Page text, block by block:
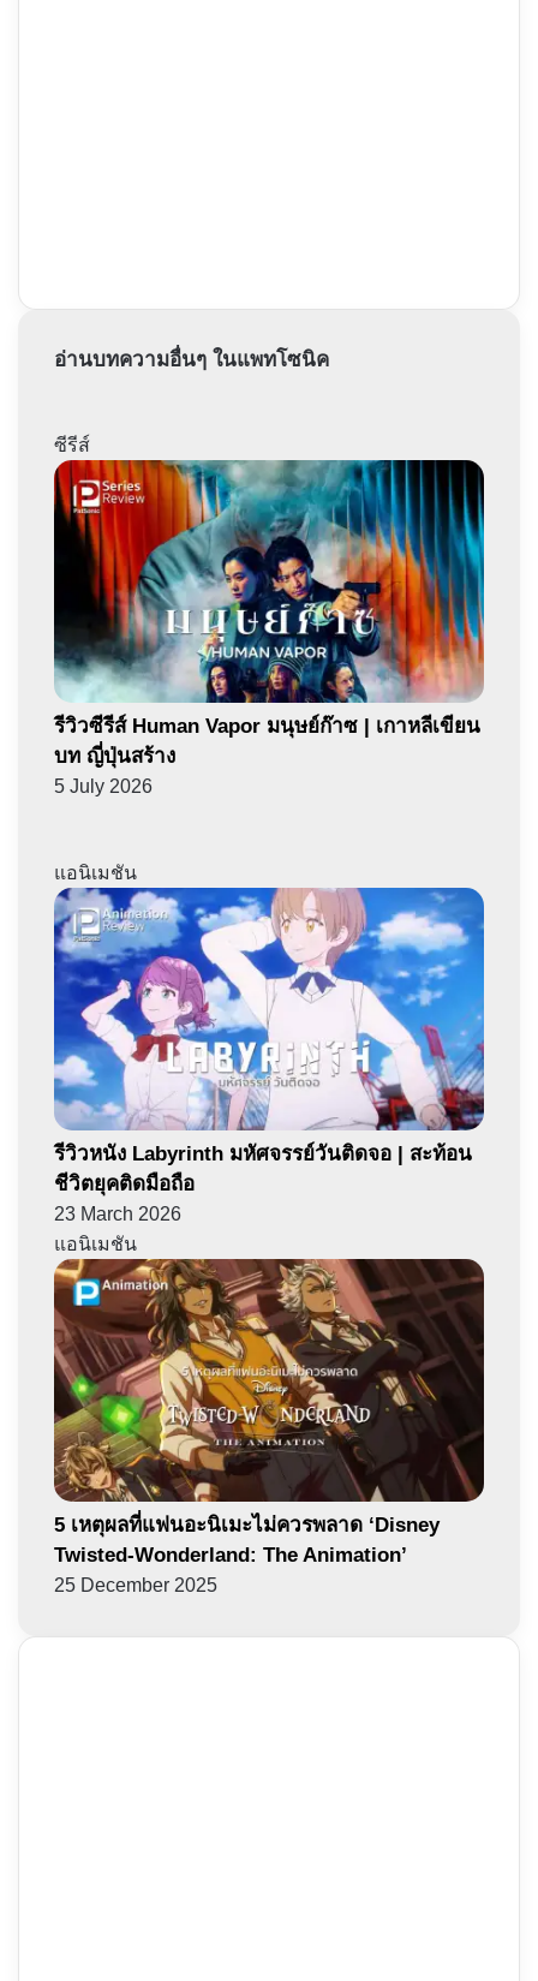
อ่านบทความอื่นๆ ในแพทโซนิค
ซีรีส์
รีวิวซีรีส์ Human Vapor มนุษย์ก๊าซ | เกาหลีเขียน
บท ญี่ปุ่นสร้าง
5 July 2026
แอนิเมชัน
รีวิวหนัง Labyrinth มหัศจรรย์วันติดจอ | สะท้อน
ชีวิตยุคติดมือถือ
23 March 2026
แอนิเมชัน
5 เหตุผลที่แฟนอะนิเมะไม่ควรพลาด ‘Disney
Twisted-Wonderland: The Animation’
25 December 2025